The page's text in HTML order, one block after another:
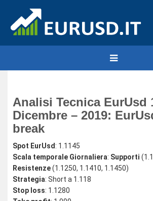
Analisi Tecnica EurUsd
Dicembre – 2019:
break
Spot EurUsd : 1.1145
Scala temporale Giornaliera: Supporti
Resistenze(1.1250, 1.1410, 1.1450)
Strategia: Short a 1.118
Stop loss: 1.1280